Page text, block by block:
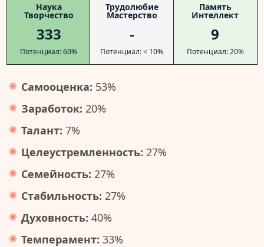
Наука
Творчество
333
Потенциал: 60%
Трудолюбие
Мастерство
-
Потенциал: < 10%
Память
Интеллект
9
Потенциал: 20%
Самооценка: 53%
Заработок: 20%
Талант: 7%
Целеустремленность: 27%
Семейность: 27%
Стабильность: 27%
Духовность: 40%
Темперамент: 33%